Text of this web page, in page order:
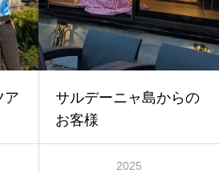
ア
サルデーニャ島からの
お客様
2025